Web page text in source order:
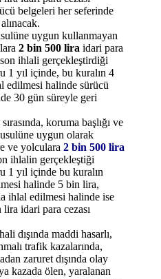
belgeleri her seferinde
uygun kullanmayan
2 bin 500 lira idari para
ihlali gerçekleştirdiği
1 yıl içinde, bu kuralın 4
edilmesi halinde sürücü
30 gün süreyle geri
koruma başlığı ve
uygun olarak
ve yolculara2 bin 500 lira
ihlalin gerçekleştiği
1 yıl içinde bu kuralın
halinde 5 bin lira,
ihlal edilmesi halinde ise
idari para cezası
dışında maddi hasarlı,
trafik kazalarında,
zaruret dışında olay
kazada ölen, yaralanan